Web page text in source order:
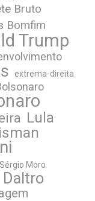
Bruto
Bomfim
Trump
extrema-direita
Lula
Sérgio Moro
Daltro